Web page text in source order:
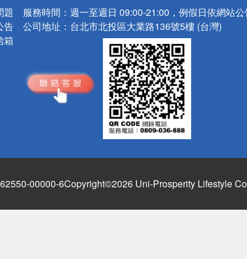
題
告
箱
服務時間： 週一至週日 09:00-21:00，例假日依網站
公司地址： 台北市北投區大業路136號5樓 (台灣)
00000-6Copyright©2026 Uni-Prosperity Lifestyle